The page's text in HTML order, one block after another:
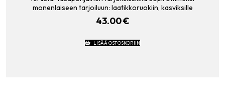
monenlaiseen tarjoiluun: laatikkoruokiin, kasviksille
43.00€
LISÄÄ OSTOSKORIIN